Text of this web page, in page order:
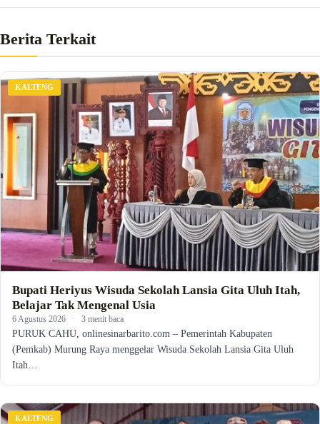
Berita Terkait
KALTENG
Bupati Heriyus Wisuda Sekolah Lansia Gita Uluh Itah,
Belajar Tak Mengenal Usia
6 Agustus 2026 · 3 menit baca
PURUK CAHU, onlinesinarbarito.com – Pemerintah Kabupaten
(Pemkab) Murung Raya menggelar Wisuda Sekolah Lansia Gita Uluh
Itah…
KALTENG